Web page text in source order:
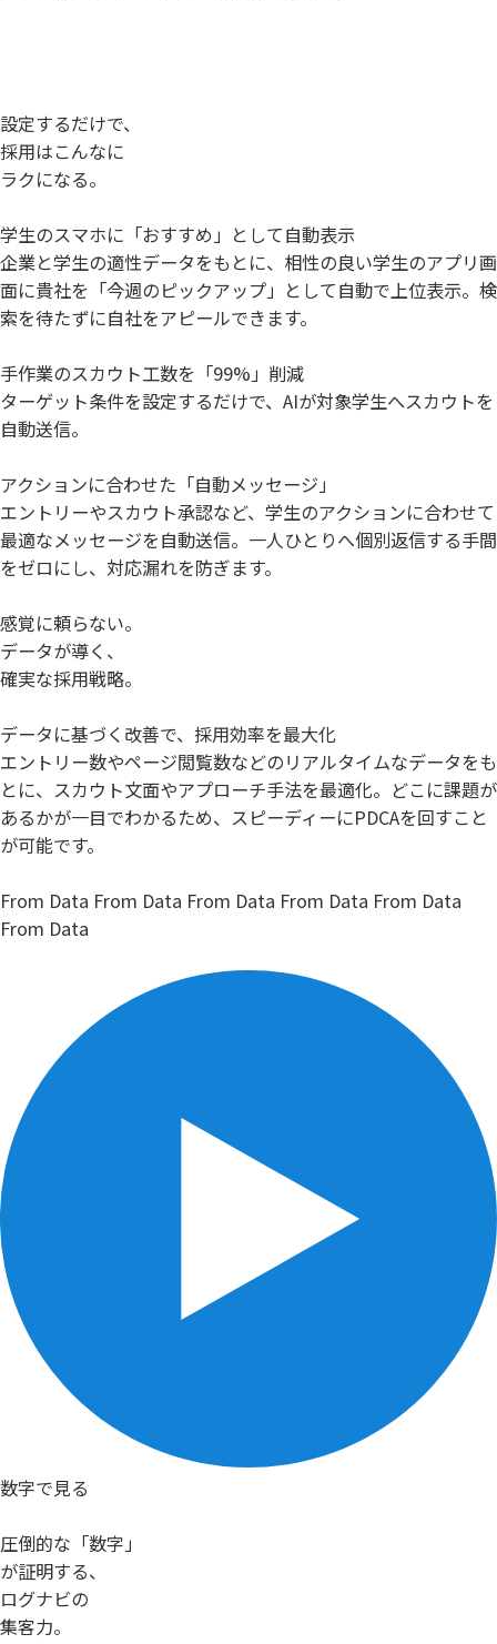
設定するだけで、
採用はこんなに
ラクになる。
学生のスマホに「おすすめ」として自動表示
企業と学生の適性データをもとに、相性の良い学生のアプリ画
面に貴社を「今週のピックアップ」として自動で上位表示。検
索を待たずに自社をアピールできます。
手作業のスカウト工数を「99%」削減
ターゲット条件を設定するだけで、AIが対象学生へスカウトを
自動送信。
アクションに合わせた「自動メッセージ」
エントリーやスカウト承認など、学生のアクションに合わせて
最適なメッセージを自動送信。一人ひとりへ個別返信する手間
をゼロにし、対応漏れを防ぎます。
感覚に頼らない。
データが導く、
確実な採用戦略。
データに基づく改善で、採用効率を最大化
エントリー数やページ閲覧数などのリアルタイムなデータをも
とに、スカウト文面やアプローチ手法を最適化。どこに課題が
あるかが一目でわかるため、スピーディーにPDCAを回すこと
が可能です。
From Data From Data From Data From Data From Data
From Data
数字で見る
圧倒的な「数字」
が証明する、
ログナビの
集客力。